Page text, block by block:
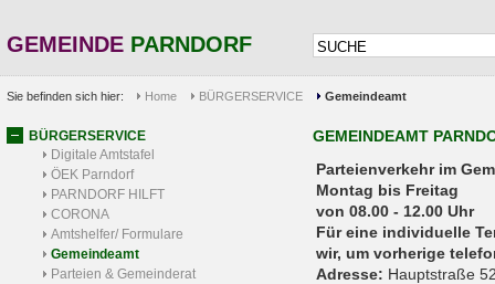
GEMEINDE PARNDORF
Sie befinden sich hier: Home BÜRGERSERVICE Gemeindeamt
BÜRGERSERVICE
Digitale Amtstafel
ÖEK Parndorf
PARNDORF HILFT
CORONA
Amtshelfer/ Formulare
Gemeindeamt
Parteien & Gemeinderat
GEMEINDEAMT
Parteienverkehr
Montag bis Freitag
von 08.00 - 12.00 Uhr
Für eine individuelle
wir, um vorherige
Adresse: Hauptstraße